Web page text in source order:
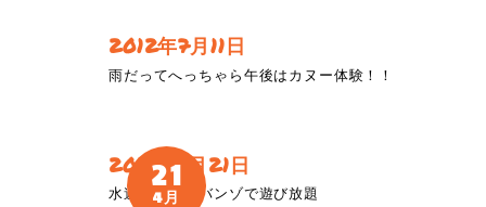
2012年7月11日
雨だってへっちゃら午後はカヌー体験！！
21
4月
2018年4月21日
水遊び！ガルバンゾで遊び放題